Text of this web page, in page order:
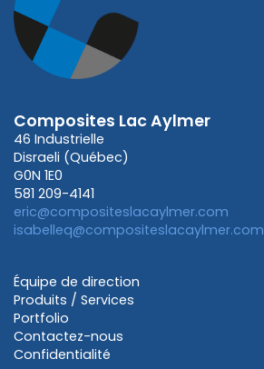
Composites Lac Aylmer
46 Industrielle
Disraeli (Québec)
G0N 1E0
581 209-4141
eric@compositeslacaylmer.com
isabelleq@compositeslacaylmer.com
Équipe de direction
Produits / Services
Portfolio
Contactez-nous
Confidentialité